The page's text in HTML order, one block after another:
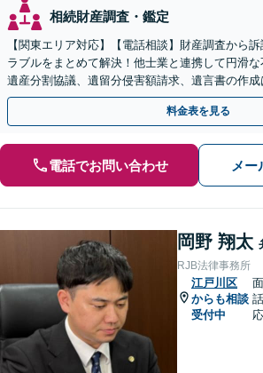
相続財産調査・鑑定
【関東エリア対応】【電話相談】財産調査から
ラブルをまとめて解決！他士業と連携して円滑な
遺産分割協議、遺留分侵害額請求、遺言書の作
明確な料金体系【オンライン面談可能】
料金表を見る
電話でお問い合わせ メー
岡野 翔太
RJB法律事務所
江戸川区
からも相談
受付中